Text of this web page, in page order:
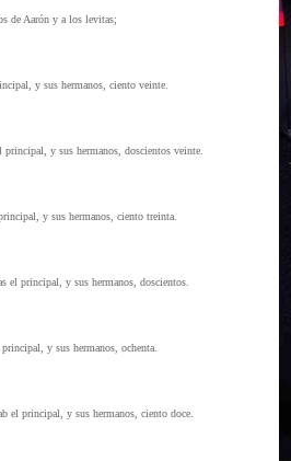
de Aarón y a los levitas;
y sus hermanos, ciento veinte.
y sus hermanos, doscientos veinte.
y sus hermanos, ciento treinta.
el principal, y sus hermanos, doscientos.
y sus hermanos, ochenta.
el principal, y sus hermanos, ciento doce.